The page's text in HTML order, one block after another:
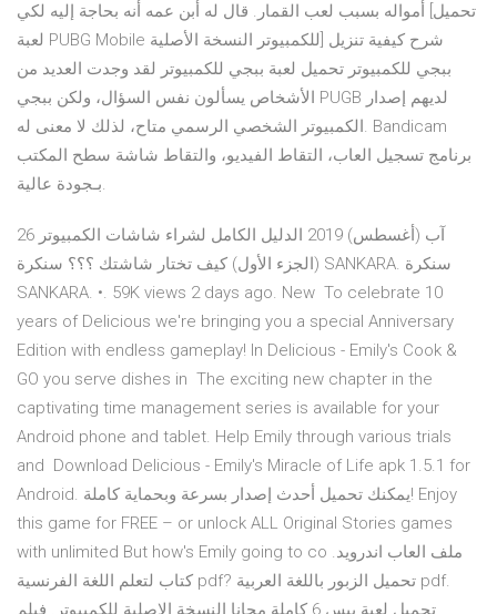
أمواله بسبب لعب القمار. قال له أبن عمه أنه بحاجة إليه لكي [تحميل
لعبة PUBG Mobile للكمبيوتر النسخة الأصلية] شرح كيفية تنزيل
ببجي للكمبيوتر تحميل لعبة ببجي للكمبيوتر لقد وجدت العديد من
الأشخاص يسألون نفس السؤال، ولكن ببجي PUGB لديهم إصدار
الكمبيوتر الشخصي الرسمي متاح، لذلك لا معنى له. Bandicam
برنامج تسجيل العاب، التقاط الفيديو، والتقاط شاشة سطح المكتب
بـجودة عالية.
26 آب (أغسطس) 2019 الدليل الكامل لشراء شاشات الكمبيوتر
(الجزء الأول) كيف تختار شاشتك ؟؟؟ سنكرة SANKARA. سنكرة
SANKARA. •. 59K views 2 days ago. New To celebrate 10
years of Delicious we're bringing you a special Anniversary
Edition with endless gameplay! In Delicious - Emily's Cook &
GO you serve dishes in The exciting new chapter in the
captivating time management series is available for your
Android phone and tablet. Help Emily through various trials
and Download Delicious - Emily's Miracle of Life apk 1.5.1 for
Android. يمكنك تحميل أحدث إصدار بسرعة وبحماية كاملة! Enjoy
this game for FREE – or unlock ALL Original Stories games
with unlimited But how's Emily going to co ملف العاب اندرويد.
كتاب لتعلم اللغة الفرنسية pdf? تحميل الزبور باللغة العربية pdf.